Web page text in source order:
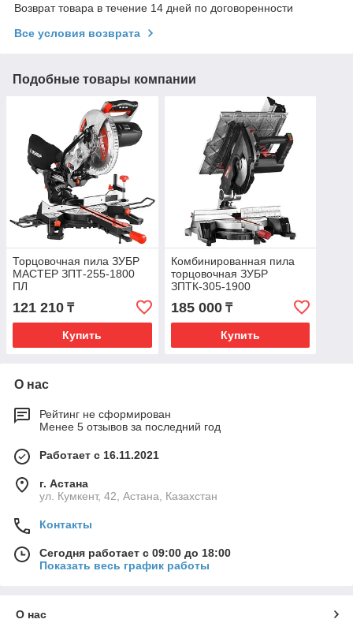
Возврат товара в течение 14 дней по договоренности
Все условия возврата
Подобные товары компании
Торцовочная пила ЗУБР
МАСТЕР ЗПТ-255-1800
ПЛ
121 210 ₸
Купить
Комбинированная пила
торцовочная ЗУБР
ЗПТК-305-1900
185 000₸
Купить
О нас
Рейтинг не сформирован
Менее 5 отзывов за последний год
Работает с 16.11.2021
г. Астана
ул. Кумкент, 42, Астана, Казахстан
Контакты
Сегодня работает с 09:00 до 18:00
Показать весь график работы
О нас